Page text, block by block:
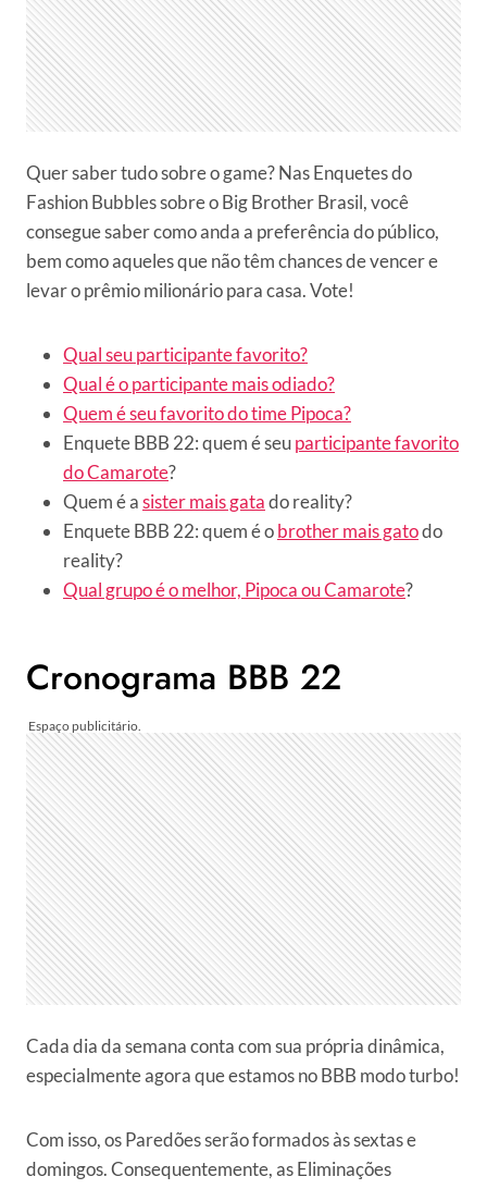
Quer saber tudo sobre o game? Nas Enquetes do
Fashion Bubbles sobre o Big Brother Brasil, você
consegue saber como anda a preferência do público,
bem como aqueles que não têm chances de vencer e
levar o prêmio milionário para casa. Vote!
Qual seu participante favorito?
Qual é o participante mais odiado?
Quem é seu favorito do time Pipoca?
Enquete BBB 22: quem é seuparticipante favorito
do Camarote?
Quem é asister mais gatado reality?
Enquete BBB 22: quem é obrother mais gatodo
reality?
Qual grupo é o melhor, Pipoca ou Camarote?
Cronograma BBB 22
Cada dia da semana conta com sua própria dinâmica,
especialmente agora que estamos no BBB modo turbo!
Com isso, os Paredões serão formados às sextas e
domingos. Consequentemente, as Eliminações